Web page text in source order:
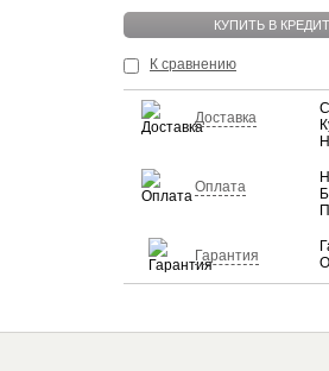
КУПИТЬ
КУПИТЬ В КРЕДИТ
К сравнению
Доставка
Оплата
Гарантия